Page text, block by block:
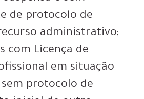
de protocolo de
administrativo;
com Licença de
em situação
protocolo de